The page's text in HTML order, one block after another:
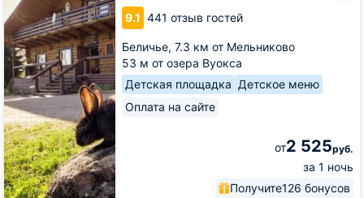
9.1 441 отзыв гостей
Беличье, 7.3 км от Мельниково
53 м от озера Вуокса
Детская площадка Детское меню
Оплата на сайте
от2 525руб.
за 1 ночь
Получите126 бонусов
Беличье